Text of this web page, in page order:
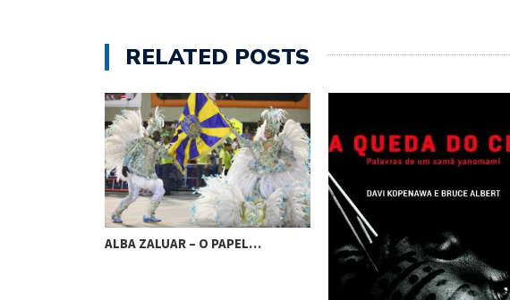
RELATED POSTS
ALBA ZALUAR – O PAPEL…